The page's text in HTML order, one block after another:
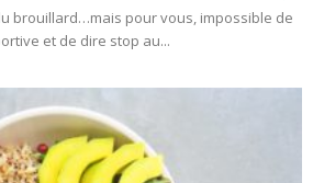
brouillard…mais pour vous, impossible de
et de dire stop au...